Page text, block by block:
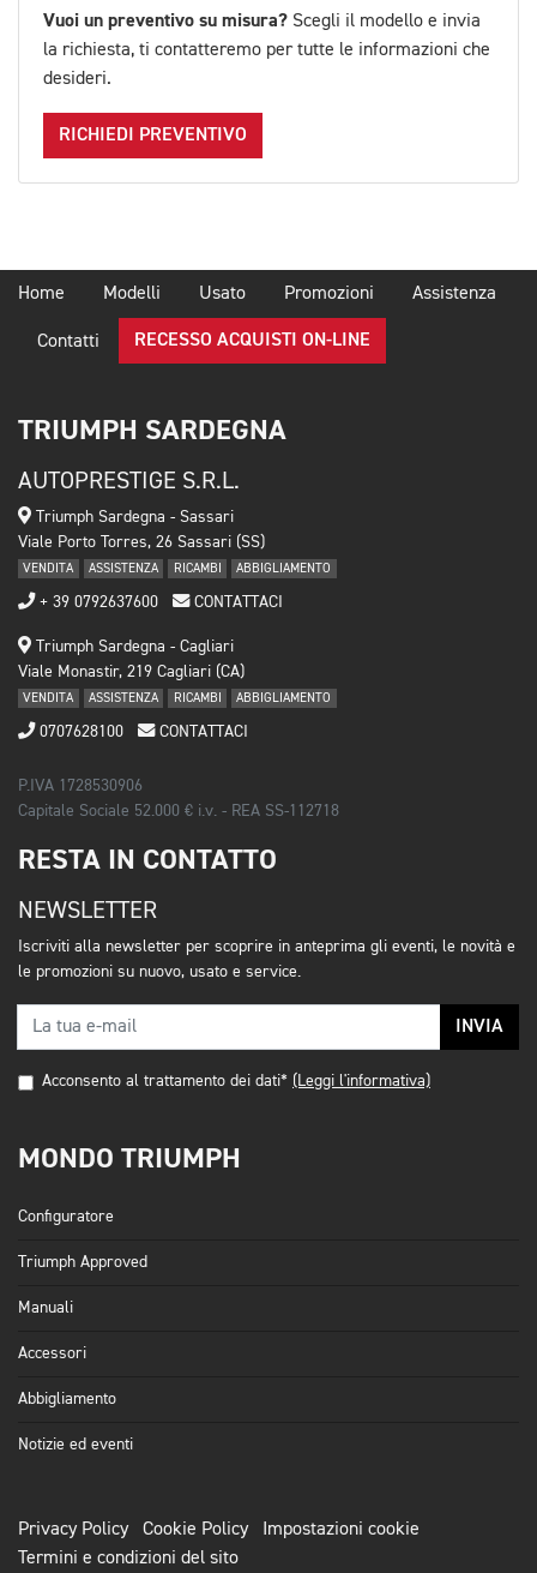
Vuoi un preventivo su misura? Scegli il modello e invia
la richiesta, ti contatteremo per tutte le informazioni che
desideri.
RICHIEDI PREVENTIVO
Home Modelli Usato Promozioni Assistenza
Contatti RECESSO ACQUISTI ON-LINE
TRIUMPH SARDEGNA
AUTOPRESTIGE S.R.L.
Triumph Sardegna - Sassari
Viale Porto Torres, 26 Sassari (SS)
VENDITA ASSISTENZA RICAMBI ABBIGLIAMENTO
+ 39 0792637600 CONTATTACI
Triumph Sardegna - Cagliari
Viale Monastir, 219 Cagliari (CA)
VENDITA ASSISTENZA RICAMBI ABBIGLIAMENTO
0707628100 CONTATTACI
P.IVA 1728530906
Capitale Sociale 52.000 € i.v. - REA SS-112718
RESTA IN CONTATTO
NEWSLETTER
Iscriviti alla newsletter per scoprire in anteprima gli eventi, le novità e
le promozioni su nuovo, usato e service.
INVIA
Acconsento al trattamento dei dati* (Leggi l'informativa)
MONDO TRIUMPH
Configuratore
Triumph Approved
Manuali
Accessori
Abbigliamento
Notizie ed eventi
Privacy Policy Cookie Policy
Impostazioni cookie
Termini e condizioni del sito